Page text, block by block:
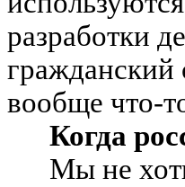
разработки
гражданский
вообще что-
Когда
Мы не